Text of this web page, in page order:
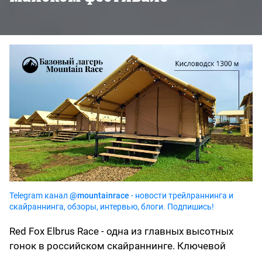
Telegram канал @mountainrace - новости трейлраннинга и
скайраннинга, обзоры, интервью, блоги. Подпишись!
Red Fox Elbrus Race - одна из главных высотных
гонок в российском скайраннинге. Ключевой